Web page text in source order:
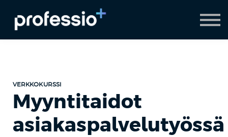
AI Coach
Pyydä demo
Hanki Professio+
VERKKOKURSSI
Myyntitaidot
asiakaspalvelutyössä